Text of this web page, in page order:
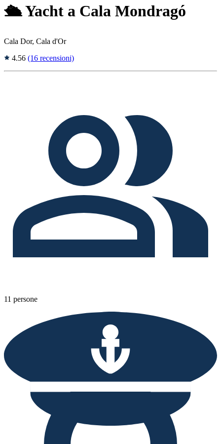
🛳️ Yacht a Cala Mondragó
Cala Dor, Cala d'Or
4.56 (16 recensioni)
11 persone